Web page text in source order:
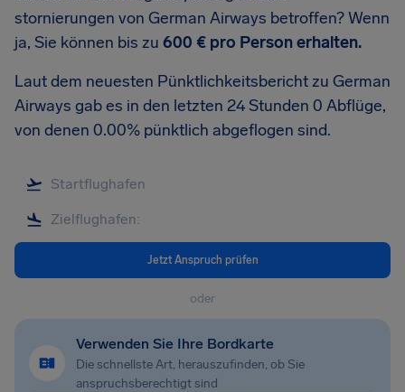
stornierungen von German Airways betroffen? Wenn
ja, Sie können bis zu 600 € pro Person erhalten.
Laut dem neuesten Pünktlichkeitsbericht zu German
Airways gab es in den letzten 24 Stunden 0 Abflüge,
von denen 0.00% pünktlich abgeflogen sind.
Jetzt Anspruch prüfen
oder
Verwenden Sie Ihre Bordkarte
Die schnellste Art, herauszufinden, ob Sie
anspruchsberechtigt sind